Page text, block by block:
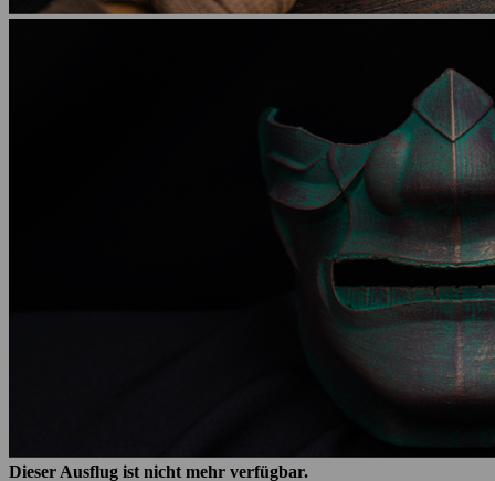
Dieser Ausflug ist nicht mehr verfügbar.